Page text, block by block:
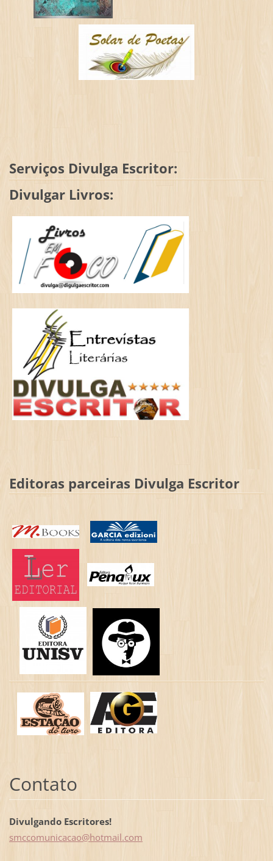
Serviços Divulga Escritor:
Divulgar Livros:
Editoras parceiras Divulga Escritor
Contato
Divulgando Escritores!
smccomunicacao@hotmail.com